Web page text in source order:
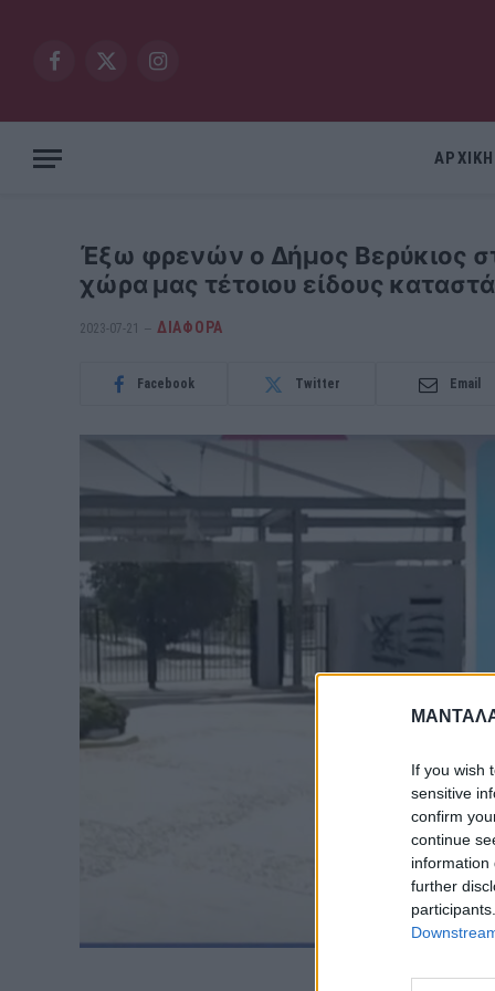
If you wish
sensitive
confirm
continue
information
further
Facebook
X
Instagram
ΑΡΧΙΚΗ
Έξω φρενών ο Δήμος Βερύκιος
χώρα μας τέτοιου είδους
2023-07-21 ΔΙΆΦΟΡΑ
Facebook Twitter Email